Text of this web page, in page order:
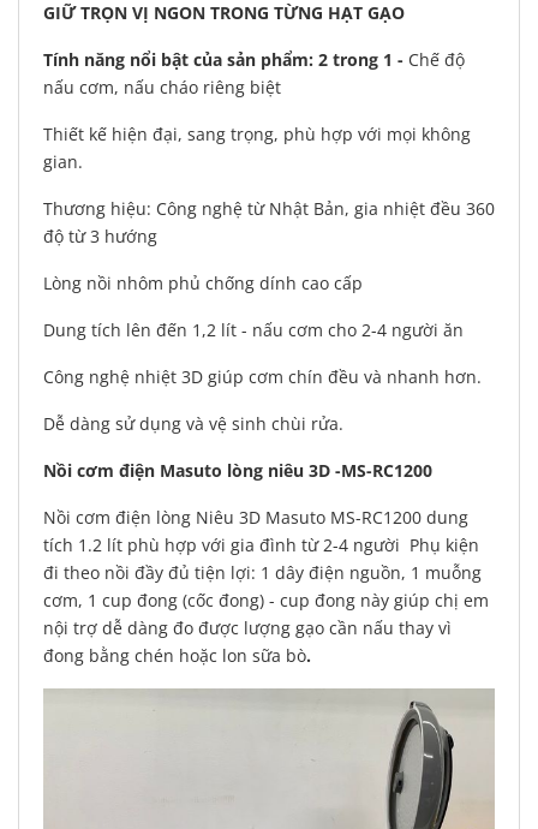
GIỮ TRỌN VỊ NGON TRONG TỪNG HẠT GẠO
Tính năng nổi bật của sản phẩm: 2 trong 1 - Chế độ
nấu cơm, nấu cháo riêng biệt
Thiết kế hiện đại, sang trọng, phù hợp với mọi không
gian.
Thương hiệu: Công nghệ từ Nhật Bản, gia nhiệt đều 360
độ từ 3 hướng
Lòng nồi nhôm phủ chống dính cao cấp
Dung tích lên đến 1,2 lít - nấu cơm cho 2-4 người ăn
Công nghệ nhiệt 3D giúp cơm chín đều và nhanh hơn.
Dễ dàng sử dụng và vệ sinh chùi rửa.
Nồi cơm điện Masuto lòng niêu 3D -MS-RC1200
Nồi cơm điện lòng Niêu 3D Masuto MS-RC1200 dung
tích 1.2 lít phù hợp với gia đình từ 2-4 người Phụ kiện
đi theo nồi đầy đủ tiện lợi: 1 dây điện nguồn, 1 muỗng
cơm, 1 cup đong (cốc đong) - cup đong này giúp chị em
nội trợ dễ dàng đo được lượng gạo cần nấu thay vì
đong bằng chén hoặc lon sữa bò.